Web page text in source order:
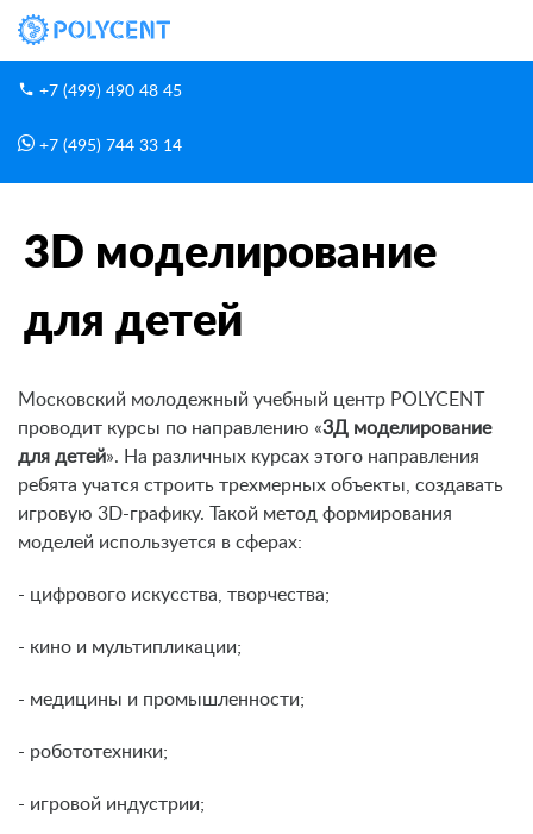
+7 (499) 490 48 45
+7 (495) 744 33 14
3D моделирование
для детей
Московский молодежный учебный центр POLYCENT
проводит курсы по направлению «3Д моделирование
для детей». На различных курсах этого направления
ребята учатся строить трехмерных объекты, создавать
игровую 3D-графику. Такой метод формирования
моделей используется в сферах:
- цифрового искусства, творчества;
- кино и мультипликации;
- медицины и промышленности;
- робототехники;
- игровой индустрии;